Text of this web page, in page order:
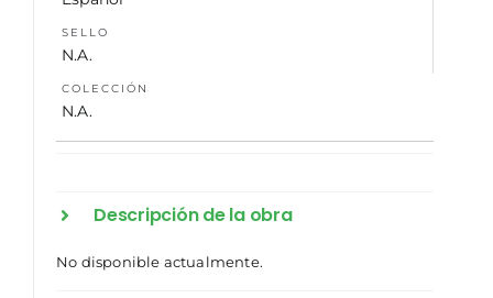
SELLO
N.A.
COLECCIÓN
N.A.
Descripción de la obra
No disponible actualmente.